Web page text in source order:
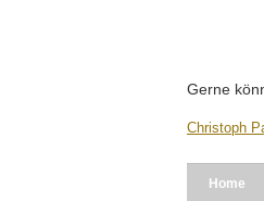
Gerne
Christoph
Home